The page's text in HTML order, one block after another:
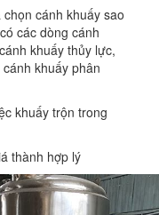
cánh khuấy sao
các dòng cánh
khuấy thủy lực,
khuấy phân
khuấy trộn trong
thành hợp lý